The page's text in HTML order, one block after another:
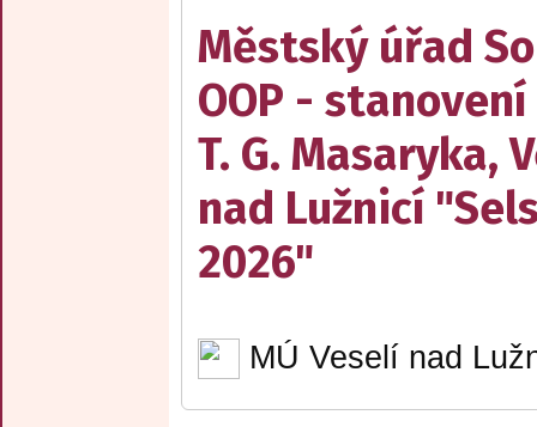
Městský úřad
OOP -
T. G. Masaryka,
nad Lužnicí
2026"
MÚ Veselí nad